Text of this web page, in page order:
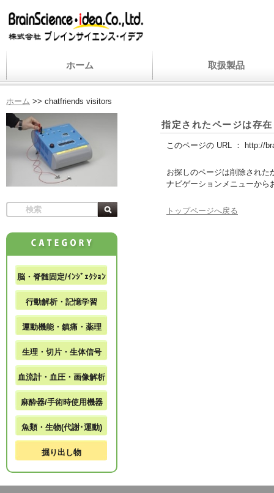
ホーム 取扱製品
ホーム >> chatfriends visitors
指定されたページは存
このページの URL ： http://
お探しのページは削除された
ナビゲーションメニューから
トップページへ戻る
脳・脊髄固定/ｲﾝｼﾞｪｸｼｮﾝ
行動解析・記憶学習
運動機能・鎮痛・薬理
生理・切片・生体信号
血流計・血圧・画像解析
麻酔器/手術時使用機器
魚類・生物(代謝･運動)
掘り出し物